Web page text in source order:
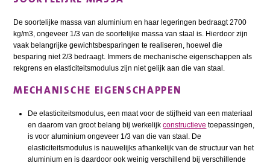
De soortelijke massa van aluminium en haar legeringen bedraagt 2700
kg/m3, ongeveer 1/3 van de soortelijke massa van staal is. Hierdoor zijn
vaak belangrijke gewichtsbesparingen te realiseren, hoewel die
besparing niet 2/3 bedraagt. Immers de mechanische eigenschappen als
rekgrens en elasticiteitsmodulus zijn niet gelijk aan die van staal.
MECHANISCHE EIGENSCHAPPEN
De elasticiteitsmodulus, een maat voor de stijfheid van een materiaal
en daarom van groot belang bij werkelijkconstructieve toepassingen,
is voor aluminium ongeveer 1/3 van die van staal. De
elasticiteitsmodulus is nauwelijks afhankelijk van de structuur van het
aluminium en is daardoor ook weinig verschillend bij verschillende